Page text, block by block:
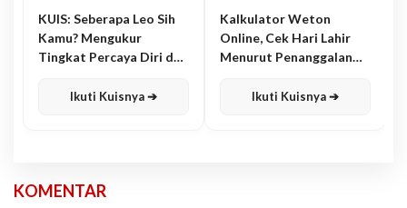
KUIS: Seberapa Leo Sih
Kamu? Mengukur
Tingkat Percaya Diri dan
Ikuti Kuisnya ➔
Kalkulator Weton
Online, Cek Hari Lahir
Menurut Penanggalan
Ikuti Kuisnya ➔
KOMENTAR